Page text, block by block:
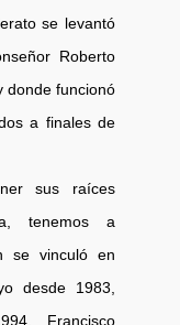
se levantó
Roberto
donde funcionó
a finales de
sus raíces
tenemos a
se vinculó en
desde 1983,
Francisco